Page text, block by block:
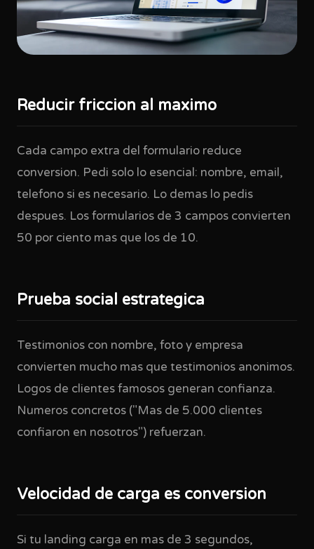
Reducir friccion al maximo
Cada campo extra del formulario reduce
conversion. Pedi solo lo esencial: nombre, email,
telefono si es necesario. Lo demas lo pedis
despues. Los formularios de 3 campos convierten
50 por ciento mas que los de 10.
Prueba social estrategica
Testimonios con nombre, foto y empresa
convierten mucho mas que testimonios anonimos.
Logos de clientes famosos generan confianza.
Numeros concretos ("Mas de 5.000 clientes
confiaron en nosotros") refuerzan.
Velocidad de carga es conversion
Si tu landing carga en mas de 3 segundos,